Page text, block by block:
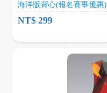
海洋版背心(報名賽事優惠)
NT$ 299